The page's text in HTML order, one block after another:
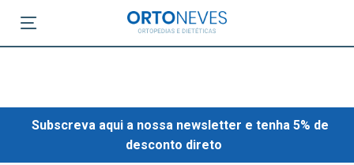
Subscreva aqui a nossa newsletter e tenha 5% de
desconto direto